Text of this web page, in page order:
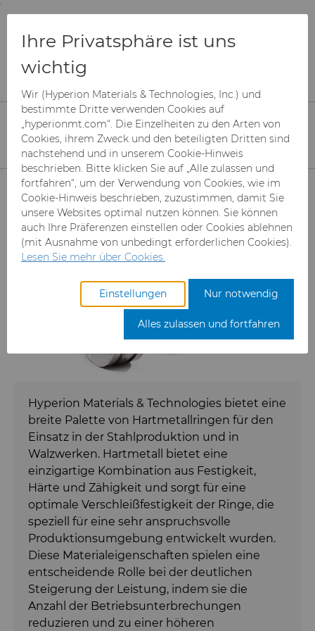
;
and information are based on this region.
Produkte
Superabrasive Schleifmittel
Mesh CBN
Mikron-CBN-Pulver
Mikrondiamant-Pulver
Ultra Premium Mikronpulver,
Diamant
Can Tooling
Cupper Press Tooling-
Lösungen
Bodymaker-Lösungen
Extrusion Tooling Solutions
Hartmetallstäbe
Hartmetallstäbe
Hartmetallstäbe
Universal-Hartmetallstäbe
Cast-in-Carbide-Walzen
Verbundwalzen
Rüstung
Rüstungskomponenten
Compounds & Suspensionen
Diamant-Compound-Paste
Diamant-Schlämme und
Suspensionen
Hyperion Diamond Slurry
Fluid-Handling
Fluid-End-Teile und -
Komponenten
Komponenten für die
Umformwerkzeuge
Umformwerkzeugrohlinge
Verzahnungswerkzeug-Rohlinge
Cast-in-Carbide-Walzen
Hartmetallringe
Ringe aus Hartmetall, einschließlich
Ringe aus Cast-in-Carbide (CIC™) und
Ringe aus Vollhartmetall für
Walzwerke und die
metallverarbeitende Industrie
Hyperion Materials & Technologies bietet eine
breite Palette von Hartmetallringen für den
Einsatz in der Stahlproduktion und in
Walzwerken. Hartmetall bietet eine
einzigartige Kombination aus Festigkeit,
Härte und Zähigkeit und sorgt für eine
optimale Verschleißfestigkeit der Ringe, die
speziell für eine sehr anspruchsvolle
Produktionsumgebung entwickelt wurden.
Diese Materialeigenschaften spielen eine
entscheidende Rolle bei der deutlichen
Steigerung der Leistung, indem sie die
Anzahl der Betriebsunterbrechungen
reduzieren und zu einer höheren
Ihre Privatsphäre ist uns
wichtig
Wir (Hyperion Materials & Technologies, Inc.) und
bestimmte Dritte verwenden Cookies auf
„hyperionmt.com“. Die Einzelheiten zu den Arten von
Cookies, ihrem Zweck und den beteiligten Dritten sind
nachstehend und in unserem Cookie-Hinweis
beschrieben. Bitte klicken Sie auf „Alle zulassen und
fortfahren“, um der Verwendung von Cookies, wie im
Cookie-Hinweis beschrieben, zuzustimmen, damit Sie
unsere Websites optimal nutzen können. Sie können
auch Ihre Präferenzen einstellen oder Cookies ablehnen
(mit Ausnahme von unbedingt erforderlichen Cookies).
Lesen Sie mehr über Cookies.
Einstellungen Nur notwendig
Alles zulassen und fortfahren